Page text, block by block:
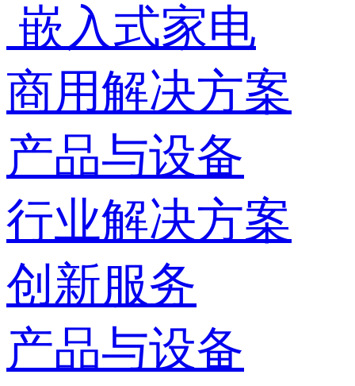
嵌入式家电
商用解决方案
产品与设备
行业解决方案
创新服务
产品与设备